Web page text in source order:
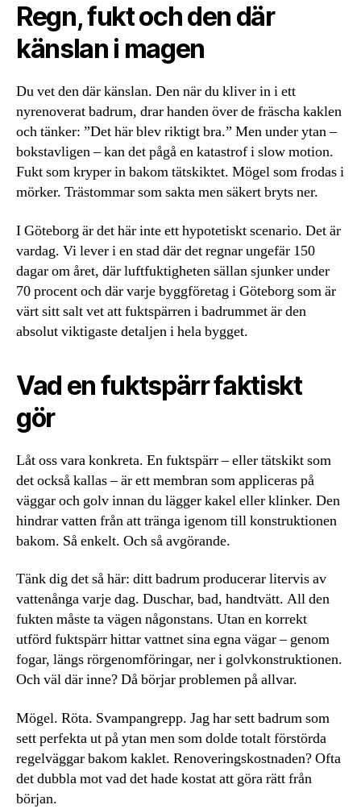
Regn, fukt och den där
känslan i magen
Du vet den där känslan. Den när du kliver in i ett
nyrenoverat badrum, drar handen över de fräscha kaklen
och tänker: ”Det här blev riktigt bra.” Men under ytan –
bokstavligen – kan det pågå en katastrof i slow motion.
Fukt som kryper in bakom tätskiktet. Mögel som frodas i
mörker. Trästommar som sakta men säkert bryts ner.
I Göteborg är det här inte ett hypotetiskt scenario. Det är
vardag. Vi lever i en stad där det regnar ungefär 150
dagar om året, där luftfuktigheten sällan sjunker under
70 procent och där varje byggföretag i Göteborg som är
värt sitt salt vet att fuktspärren i badrummet är den
absolut viktigaste detaljen i hela bygget.
Vad en fuktspärr faktiskt
gör
Låt oss vara konkreta. En fuktspärr – eller tätskikt som
det också kallas – är ett membran som appliceras på
väggar och golv innan du lägger kakel eller klinker. Den
hindrar vatten från att tränga igenom till konstruktionen
bakom. Så enkelt. Och så avgörande.
Tänk dig det så här: ditt badrum producerar litervis av
vattenånga varje dag. Duschar, bad, handtvätt. All den
fukten måste ta vägen någonstans. Utan en korrekt
utförd fuktspärr hittar vattnet sina egna vägar – genom
fogar, längs rörgenomföringar, ner i golvkonstruktionen.
Och väl där inne? Då börjar problemen på allvar.
Mögel. Röta. Svampangrepp. Jag har sett badrum som
sett perfekta ut på ytan men som dolde totalt förstörda
regelväggar bakom kaklet. Renoveringskostnaden? Ofta
det dubbla mot vad det hade kostat att göra rätt från
början.